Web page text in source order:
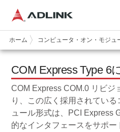
ホーム コンピュータ・オン・モジュ
COM Express Type 6
COM Express COM.0 リビジ
り、この広く採用されてい
ュール形式は、PCI Express
的なインタフェースをサポ